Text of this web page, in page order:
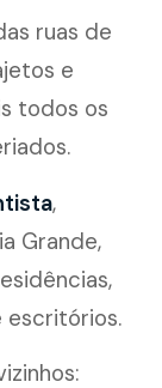
ruas de
e
todos os
,
Grande,
escritórios.